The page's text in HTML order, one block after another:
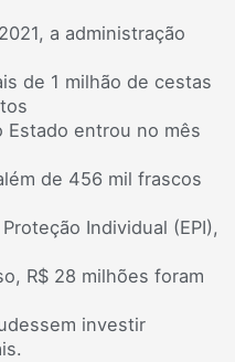
a administração
de 1 milhão de cestas
Estado entrou no mês
de 456 mil frascos
Individual (EPI),
R$ 28 milhões foram
investir